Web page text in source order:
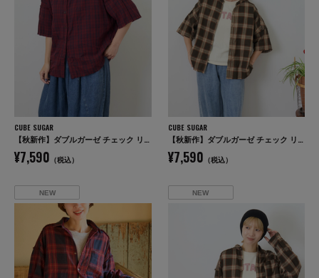
CUBE SUGAR
【秋新作】ダブルガーゼ チェック リバーシブル 5分袖 ドルマンシャツ
¥7,590 （税込）
CUBE SUGAR
【秋新作】ダブルガーゼ チェック リバーシブル 5分袖 ドルマンシャツ
¥7,590 （税込）
NEW NEW